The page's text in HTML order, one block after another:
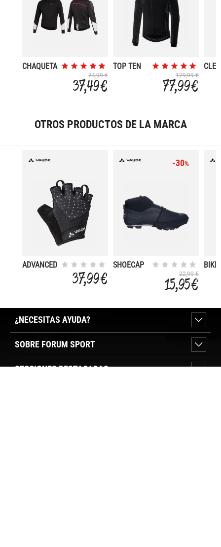
CHAQUETA
74,99 €
37,49 €
TOP TEN
129,99 €
77,99 €
OTROS PRODUCTOS DE LA MARCA
ADVANCED
37,99 €
-30%
SHOECAP
22,99 €
15,95 €
BIKE
¿NECESITAS AYUDA?
SOBRE FORUM SPORT
SECCIONES DESTACADAS